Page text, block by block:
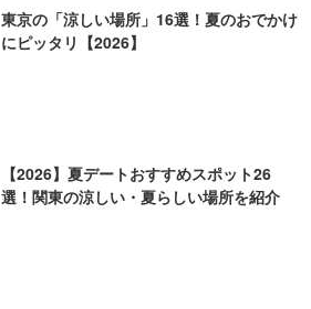
東京の「涼しい場所」16選！夏のおでかけ
にピッタリ【2026】
【2026】夏デートおすすめスポット26
選！関東の涼しい・夏らしい場所を紹介